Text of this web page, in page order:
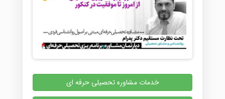
خدمات مشاوره تحصیلی حرفه ای